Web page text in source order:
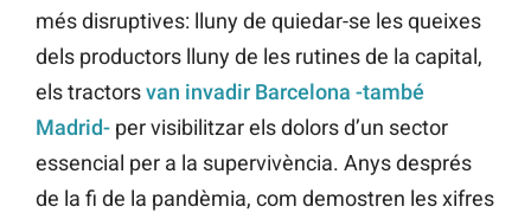
més disruptives: lluny de quiedar-se les queixes
dels productors lluny de les rutines de la capital,
els tractorsvan invadir Barcelona -també
Madrid- per visibilitzar els dolors d’un sector
essencial per a la supervivència. Anys després
de la fi de la pandèmia, com demostren les xifres